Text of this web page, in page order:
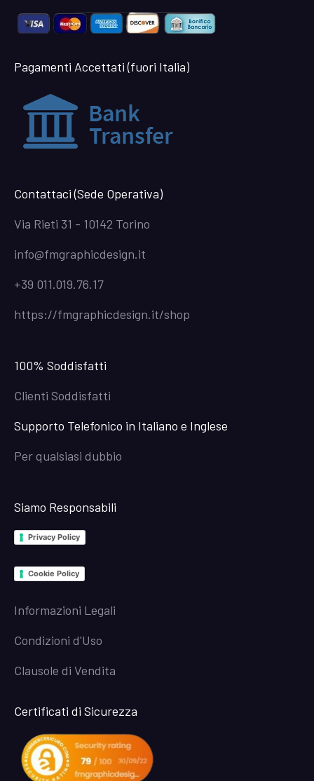
Pagamenti Accettati (fuori Italia)
Contattaci (Sede Operativa)
Via Rieti 31 - 10142 Torino
info@fmgraphicdesign.it
+39 011.019.76.17
https://fmgraphicdesign.it/shop
100% Soddisfatti
Clienti Soddisfatti
Supporto Telefonico in Italiano e Inglese
Per qualsiasi dubbio
Siamo Responsabili
Privacy Policy
Cookie Policy
Informazioni Legali
Condizioni d'Uso
Clausole di Vendita
Certificati di Sicurezza